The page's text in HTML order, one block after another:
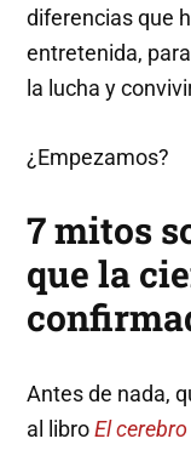
diferencias que
entretenida,
la lucha y
¿Empezamos?
7 mitos
que la
Antes de nada,
al libroEl